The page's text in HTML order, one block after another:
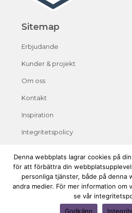
Sitemap
Erbjudande
Kunder & projekt
Om oss
Kontakt
Inspiration
Integritetspolicy
Denna webbplats lagrar cookies på
för att förbättra din
personliga tjänster, både på denna
andra medier. För mer information om
se vår
Godkänn